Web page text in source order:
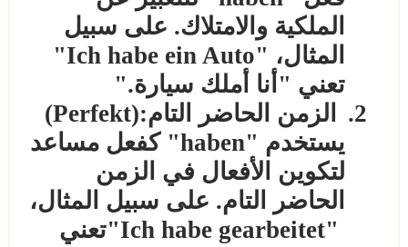
الملكية والامتلاك. على سبيل
المثال، "Ich habe ein Auto"
تعني "أنا أملك سيارة".
2.
الزمن الحاضر التام(Perfekt):
يستخدم "haben"كفعل مساعد
لتكوين الأفعال في الزمن
الحاضر التام. على سبيل المثال،
"Ich habe gearbeitet"تعني